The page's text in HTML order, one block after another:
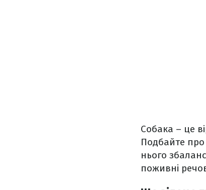
Собака – це
Подбайте
нього
поживні